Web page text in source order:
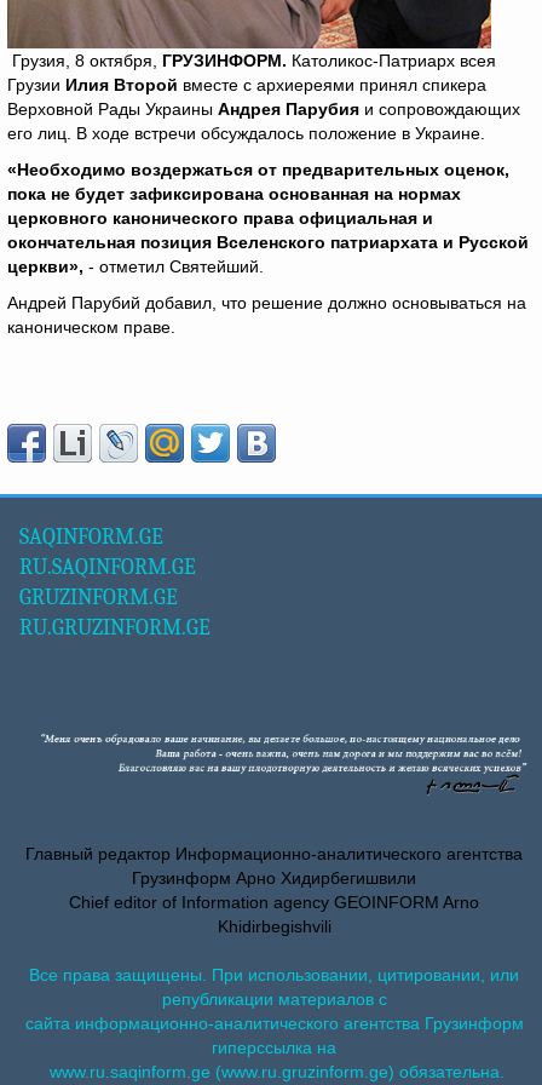
Грузия, 8 октября, ГРУЗИНФОРМ. Католикос-Патриарх всея
Грузии Илия Второй вместе с архиереями принял спикера
Верховной Рады Украины Андрея Парубия и сопровождающих
его лиц. В ходе встречи обсуждалось положение в Украине.
«Необходимо воздержаться от предварительных оценок,
пока не будет зафиксирована основанная на нормах
церковного канонического права официальная и
окончательная позиция Вселенского патриархата и Русской
церкви», - отметил Святейший.
Андрей Парубий добавил, что решение должно основываться на
каноническом праве.
SAQINFORM.GE
RU.SAQINFORM.GE
GRUZINFORM.GE
RU.GRUZINFORM.GE
Главный редактор Информационно-аналитического агентства
Грузинформ Арно Хидирбегишвили
Chief editor of Information agency GEOINFORM Arno
Khidirbegishvili
Все права защищены. При использовании, цитировании, или
републикации материалов с
сайта информационно-аналитического агентства Грузинформ
гиперссылка на
www.ru.saqinform.ge (www.ru.gruzinform.ge) обязательна.